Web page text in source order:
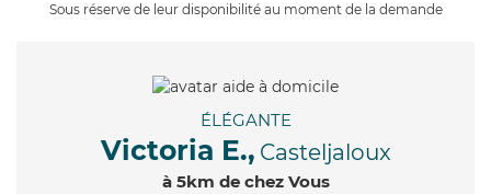
Sous réserve de leur disponibilité au moment de la demande
ÉLÉGANTE
Victoria E., Casteljaloux
à 5km de chez Vous